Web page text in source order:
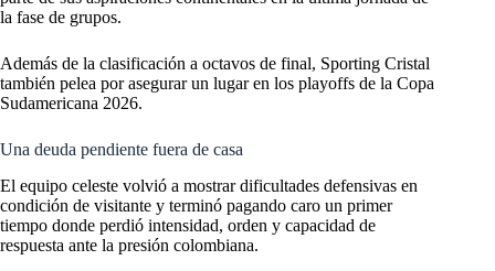
la fase de grupos.
Además de la clasificación a octavos de final, Sporting Cristal
también pelea por asegurar un lugar en los playoffs de la Copa
Sudamericana 2026.
Una deuda pendiente fuera de casa
El equipo celeste volvió a mostrar dificultades defensivas en
condición de visitante y terminó pagando caro un primer
tiempo donde perdió intensidad, orden y capacidad de
respuesta ante la presión colombiana.